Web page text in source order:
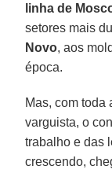
linha de
setores mais
Novo, aos
época.
Mas, com toda
varguista, o
trabalho e das
crescendo,